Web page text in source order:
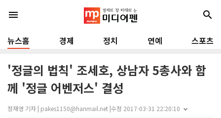
menu search
뉴스홈 경제 정치 연예 스포츠
'정글의 법칙' 조세호, 상남자 5총사와 함
께 '정글 어벤저스' 결성
정재영 기자 | pakes1150@hanmail.net |수정 2017-03-31 22:20:10